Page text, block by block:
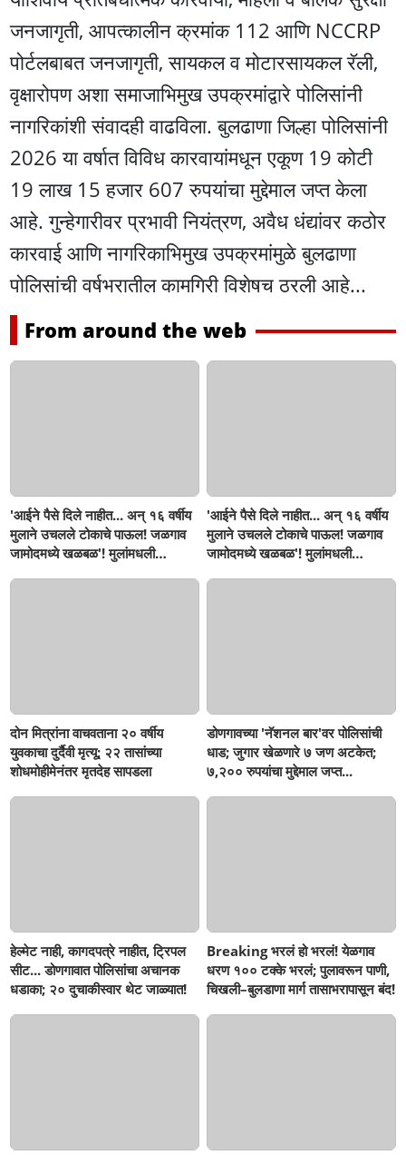
जनजागृती, आपत्कालीन क्रमांक 112 आणि NCCRP
पोर्टलबाबत जनजागृती, सायकल व मोटारसायकल रॅली,
वृक्षारोपण अशा समाजाभिमुख उपक्रमांद्वारे पोलिसांनी
नागरिकांशी संवादही वाढविला. बुलढाणा जिल्हा पोलिसांनी
2026 या वर्षात विविध कारवायांमधून एकूण 19 कोटी
19 लाख 15 हजार 607 रुपयांचा मुद्देमाल जप्त केला
आहे. गुन्हेगारीवर प्रभावी नियंत्रण, अवैध धंद्यांवर कठोर
कारवाई आणि नागरिकाभिमुख उपक्रमांमुळे बुलढाणा
पोलिसांची वर्षभरातील कामगिरी विशेषच ठरली आहे...
From around the web
'आईने पैसे दिले नाहीत... अन् १६ वर्षीय
मुलाने उचलले टोकाचे पाऊल! जळगाव
जामोदमध्ये खळबळ'! मुलांमधली
'आईने पैसे दिले नाहीत... अन् १६ वर्षीय
मुलाने उचलले टोकाचे पाऊल! जळगाव
जामोदमध्ये खळबळ'! मुलांमधली
दोन मित्रांना वाचवताना २० वर्षीय
युवकाचा दुर्दैवी मृत्यू; २२ तासांच्या
शोधमोहीमेनंतर मृतदेह सापडला
डोणगावच्या 'नॅशनल बार'वर पोलिसांची
धाड; जुगार खेळणारे ७ जण अटकेत;
७,२०० रुपयांचा मुद्देमाल जप्त...
हेल्मेट नाही, कागदपत्रे नाहीत, ट्रिपल
सीट... डोणगावात पोलिसांचा अचानक
धडाका; २० दुचाकीस्वार थेट जाळ्यात!
Breaking भरलं हो भरलं! येळगाव
धरण १०० टक्के भरलं; पुलावरून पाणी,
चिखली–बुलडाणा मार्ग तासाभरापासून बंद!